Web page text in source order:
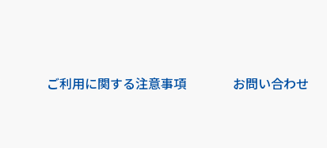
ご利用に関する注意事項 お問い合わせ